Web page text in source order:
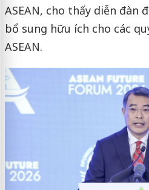
ASEAN, cho thấy diễn đàn
bổ sung hữu ích cho các
ASEAN.